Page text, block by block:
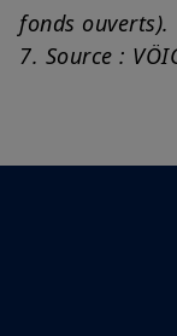
fonds ouverts).
7. Source :